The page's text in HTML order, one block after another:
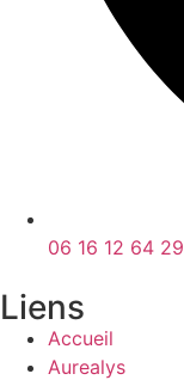
06 16 12 64 29
Liens
Accueil
Aurealys